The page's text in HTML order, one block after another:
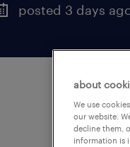
posted 3 days
about
We use
our website.
decline them,
information is